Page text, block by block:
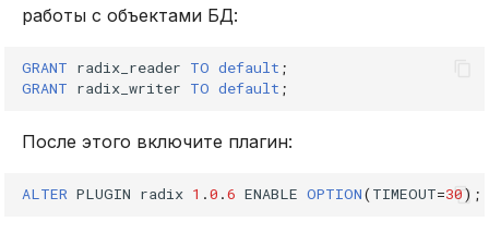
srem
sscan
работы с объектами БД:
GRANT radix_reader TO default ;
GRANT radix_writer TO default ;
После этого включите плагин:
ALTER PLUGIN radix 1 .0 .6 ENABLE OPTION(TIMEOUT=30);